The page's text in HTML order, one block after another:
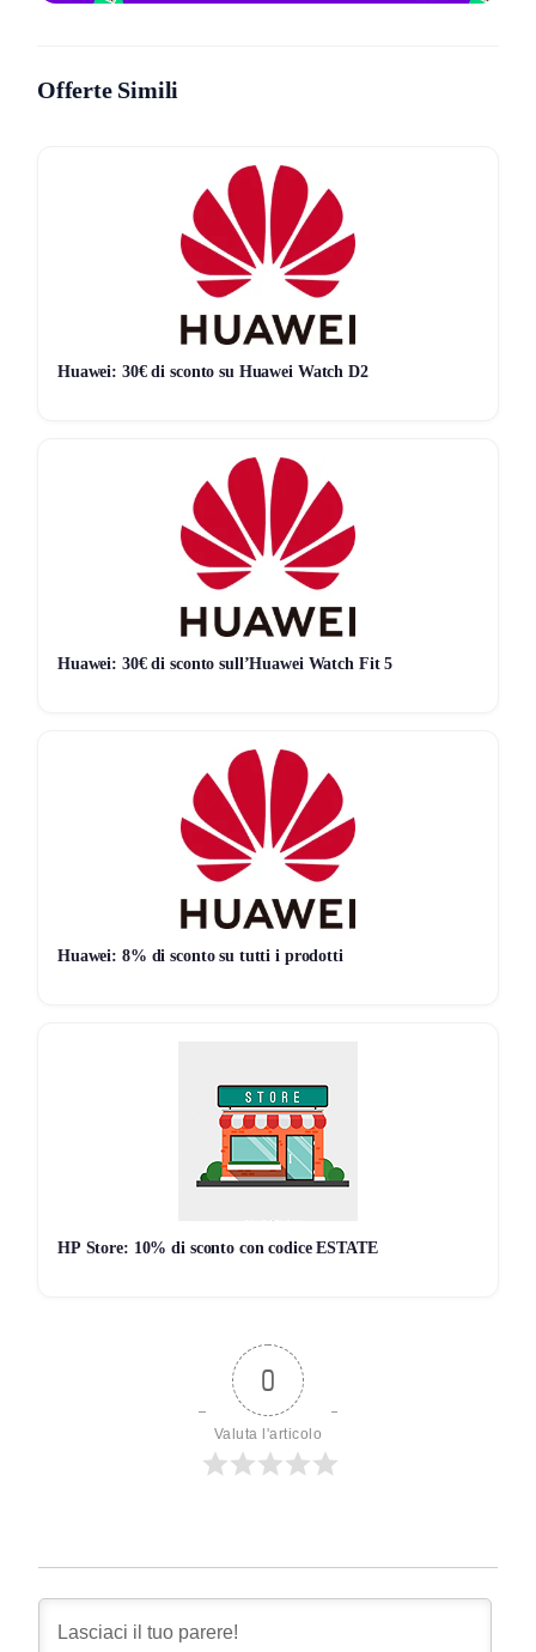
aggiungili al carrello
per ottenere13% extra
codice sconto SHOPPING
confermare l’ordine
Verifica lo sconto applicato e completa l’acquisto
Lo sconto extra si applica anche su prodotti già in
offerta, quindi il risparmio raddoppia senza complicazioni.
Lampade.it è uno dei riferimenti online per l’illuminazione,
con soluzioni per interni ed esterni, design moderni e
classici, lampade LED, plafoniere, applique e molto altro.
Con questa promozione puoi:
fino al 65%
sui prezzi di listino
fino al 13% di sconto extra
È una di quelle offerte che hanno senso solo se stai già
pensando di cambiare o migliorare l’illuminazione di casa.
Termini e condizioni da sapere
SHOPPINGè valido su una selezione
extra del 10% si applica a partire da
scegliere all’Intelligenza Artificiale. Clicca qui
Offerte Simili
Huawei: 30€ di sconto su Huawei Watch D2
Huawei: 30€ di sconto sull’Huawei Watch Fit 5
Huawei: 8% di sconto su tutti i prodotti
HP Store: 10% di sconto con codice ESTATE
0
Valuta l'articolo